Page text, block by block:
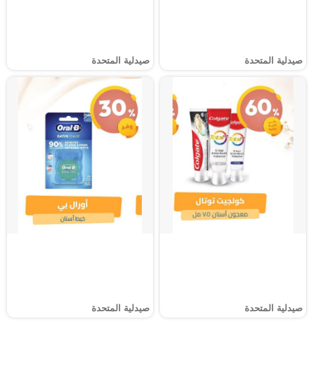
صيدلية المتحدة صيدلية المتحدة
صيدلية المتحدة صيدلية المتحدة